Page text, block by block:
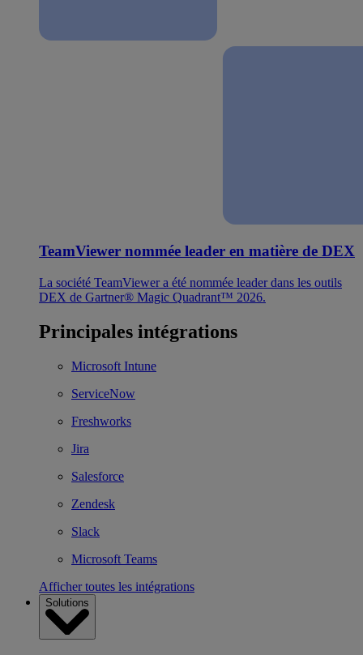
TeamViewer nommée leader en matière de DEX
La société TeamViewer a été nommée leader dans les outils
DEX de Gartner® Magic Quadrant™ 2026.
Principales intégrations
Microsoft Intune
ServiceNow
Freshworks
Jira
Salesforce
Zendesk
Slack
Microsoft Teams
Afficher toutes les intégrations
Solutions